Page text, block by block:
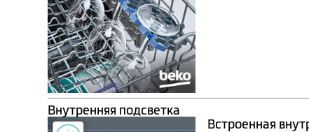
Внутренняя подсветка
Встроенная